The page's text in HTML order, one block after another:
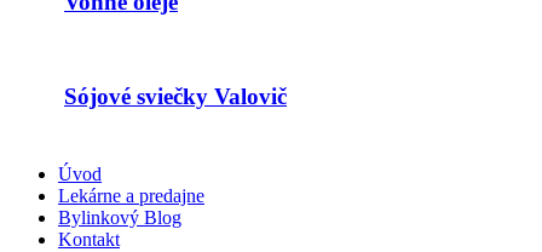
Sójové sviečky Valovič
Úvod
Lekárne a predajne
Bylinkový Blog
Kontakt